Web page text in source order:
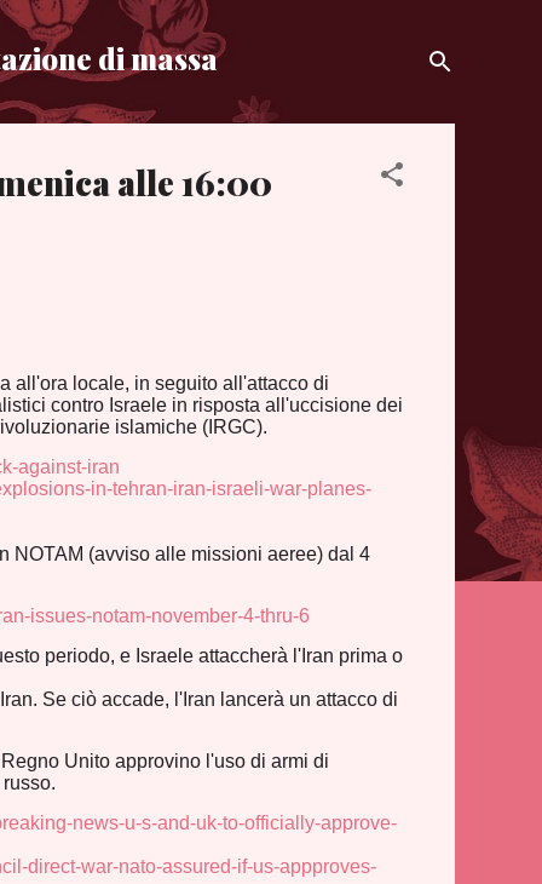
di massa
alle 16:00
all'ora locale, in seguito all'attacco di
contro Israele in risposta all'uccisione dei
islamiche (IRGC).
against-iran
in-tehran-iran-israeli-war-planes-
NOTAM (avviso alle missioni aeree) dal 4
issues-notam-november-4-thru-6
periodo, e Israele attaccherà l'Iran prima o
Se ciò accade, l'Iran lancerà un attacco di
Unito approvino l'uso di armi di
news-u-s-and-uk-to-officially-approve-
direct-war-nato-assured-if-us-appproves-